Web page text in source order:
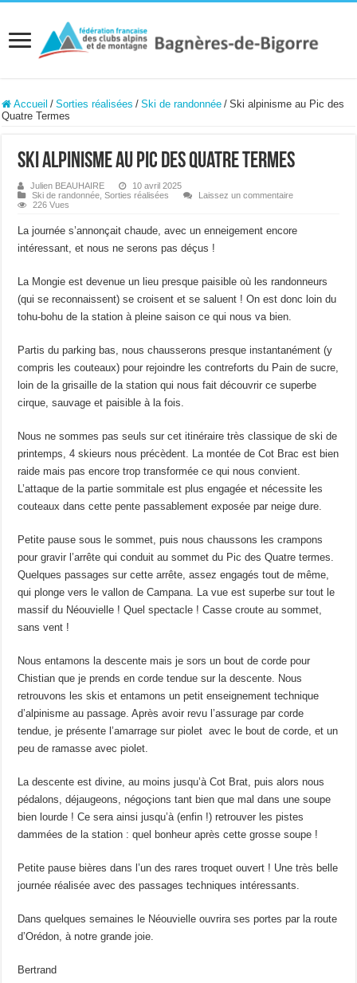
Accueil / Sorties réalisées / Ski de randonnée / Ski alpinisme au Pic des
Quatre Termes
Ski alpinisme au Pic des Quatre Termes
Julien BEAUHAIRE
10 avril 2025
Ski de randonnée ,Sorties réalisées
Laissez un commentaire
226 Vues
La journée s’annonçait chaude, avec un enneigement encore
intéressant, et nous ne serons pas déçus !
La Mongie est devenue un lieu presque paisible où les randonneurs
(qui se reconnaissent) se croisent et se saluent ! On est donc loin du
tohu-bohu de la station à pleine saison ce qui nous va bien.
Partis du parking bas, nous chausserons presque instantanément (y
compris les couteaux) pour rejoindre les contreforts du Pain de sucre,
loin de la grisaille de la station qui nous fait découvrir ce superbe
cirque, sauvage et paisible à la fois.
Nous ne sommes pas seuls sur cet itinéraire très classique de ski de
printemps, 4 skieurs nous précèdent. La montée de Cot Brac est bien
raide mais pas encore trop transformée ce qui nous convient.
L’attaque de la partie sommitale est plus engagée et nécessite les
couteaux dans cette pente passablement exposée par neige dure.
Petite pause sous le sommet, puis nous chaussons les crampons
pour gravir l’arrête qui conduit au sommet du Pic des Quatre termes.
Quelques passages sur cette arrête, assez engagés tout de même,
qui plonge vers le vallon de Campana. La vue est superbe sur tout le
massif du Néouvielle ! Quel spectacle ! Casse croute au sommet,
sans vent !
Nous entamons la descente mais je sors un bout de corde pour
Chistian que je prends en corde tendue sur la descente. Nous
retrouvons les skis et entamons un petit enseignement technique
d’alpinisme au passage. Après avoir revu l’assurage par corde
tendue, je présente l’amarrage sur piolet avec le bout de corde, et un
peu de ramasse avec piolet.
La descente est divine, au moins jusqu’à Cot Brat, puis alors nous
pédalons, déjaugeons, négoçions tant bien que mal dans une soupe
bien lourde ! Ce sera ainsi jusqu’à (enfin !) retrouver les pistes
dammées de la station : quel bonheur après cette grosse soupe !
Petite pause bières dans l’un des rares troquet ouvert ! Une très belle
journée réalisée avec des passages techniques intéressants.
Dans quelques semaines le Néouvielle ouvrira ses portes par la route
d’Orédon, à notre grande joie.
Bertrand